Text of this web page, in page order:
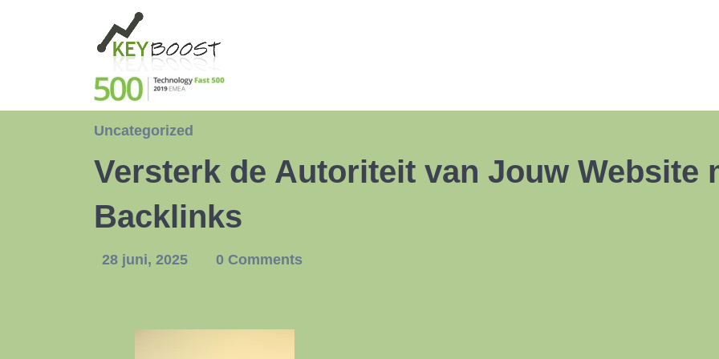
Uncategorized
Versterk de Autoriteit van Jouw Website
Backlinks
28 juni, 2025 0 Comments